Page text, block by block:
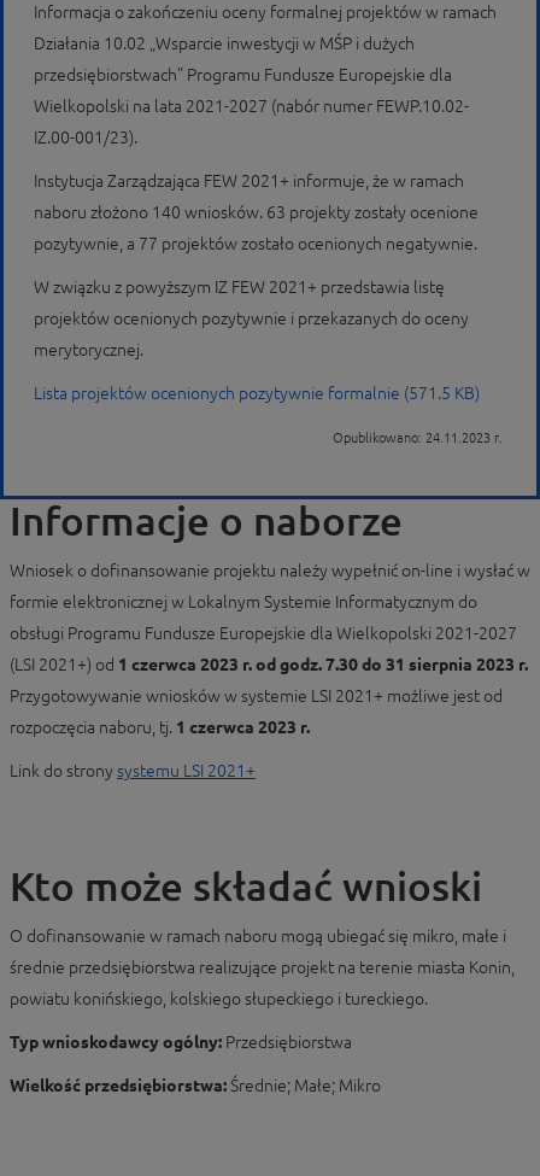
Informacja o zakończeniu oceny formalnej projektów w ramach
Działania 10.02 „Wsparcie inwestycji w MŚP i dużych
przedsiębiorstwach” Programu Fundusze Europejskie dla
Wielkopolski na lata 2021-2027 (nabór numer FEWP.10.02-
IZ.00-001/23).
Instytucja Zarządzająca FEW 2021+ informuje, że w ramach
naboru złożono 140 wniosków. 63 projekty zostały ocenione
pozytywnie, a 77 projektów zostało ocenionych negatywnie.
W związku z powyższym IZ FEW 2021+ przedstawia listę
projektów ocenionych pozytywnie i przekazanych do oceny
merytorycznej.
Lista projektów ocenionych pozytywnie formalnie (571.5 KB)
Opublikowano: 24.11.2023 r.
Informacje o naborze
Wniosek o dofinansowanie projektu należy wypełnić on-line i wysłać w
formie elektronicznej w Lokalnym Systemie Informatycznym do
obsługi Programu Fundusze Europejskie dla Wielkopolski 2021-2027
(LSI 2021+) od 1 czerwca 2023 r. od godz. 7.30 do 31 sierpnia 2023 r.
Przygotowywanie wniosków w systemie LSI 2021+ możliwe jest od
rozpoczęcia naboru, tj. 1 czerwca 2023 r.
Link do strony systemu LSI 2021+
Kto może składać wnioski
O dofinansowanie w ramach naboru mogą ubiegać się mikro, małe i
średnie przedsiębiorstwa realizujące projekt na terenie miasta Konin,
powiatu konińskiego, kolskiego słupeckiego i tureckiego.
Typ wnioskodawcy ogólny: Przedsiębiorstwa
Wielkość przedsiębiorstwa: Średnie; Małe; Mikro